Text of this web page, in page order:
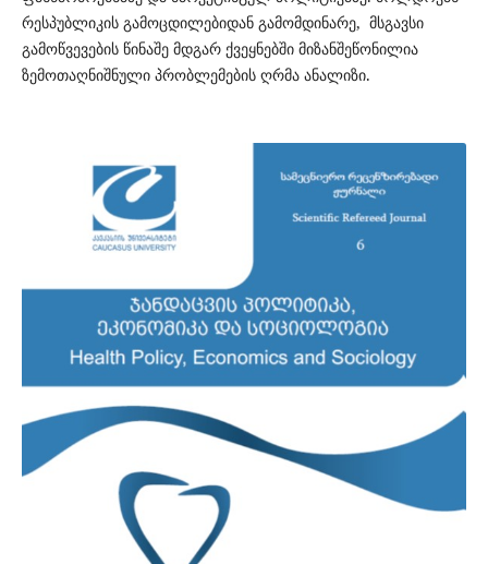
რესპუბლიკის გამოცდილებიდან გამომდინარე, მსგავსი
გამოწვევების წინაშე მდგარ ქვეყნებში მიზანშეწონილია
ზემოთაღნიშნული პრობლემების ღრმა ანალიზი.